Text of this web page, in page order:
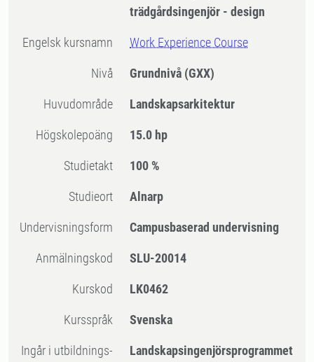
trädgårdsingenjör - design
Engelsk kursnamn Work Experience Course
Nivå Grundnivå (GXX)
Huvudområde Landskapsarkitektur
högskolepoäng 15.0 hp
Studietakt 100 %
Studieort Alnarp
Undervisningsform Campusbaserad undervisning
Anmälningskod SLU-20014
Kurskod LK0462
Kursspråk Svenska
Ingår i utbildnings- Landskapsingenjörsprogrammet